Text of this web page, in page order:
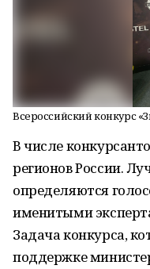
Всероссийский конкурс
В числе
регионов России.
определяются
именитыми
Задача конкурса,
поддержке